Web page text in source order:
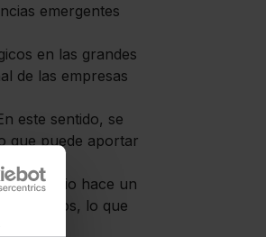
emergentes
en las grandes
de las empresas
este sentido, se
que puede aportar
El estudio hace un
abogados, lo que